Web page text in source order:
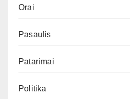
Orai
Pasaulis
Patarimai
Politika